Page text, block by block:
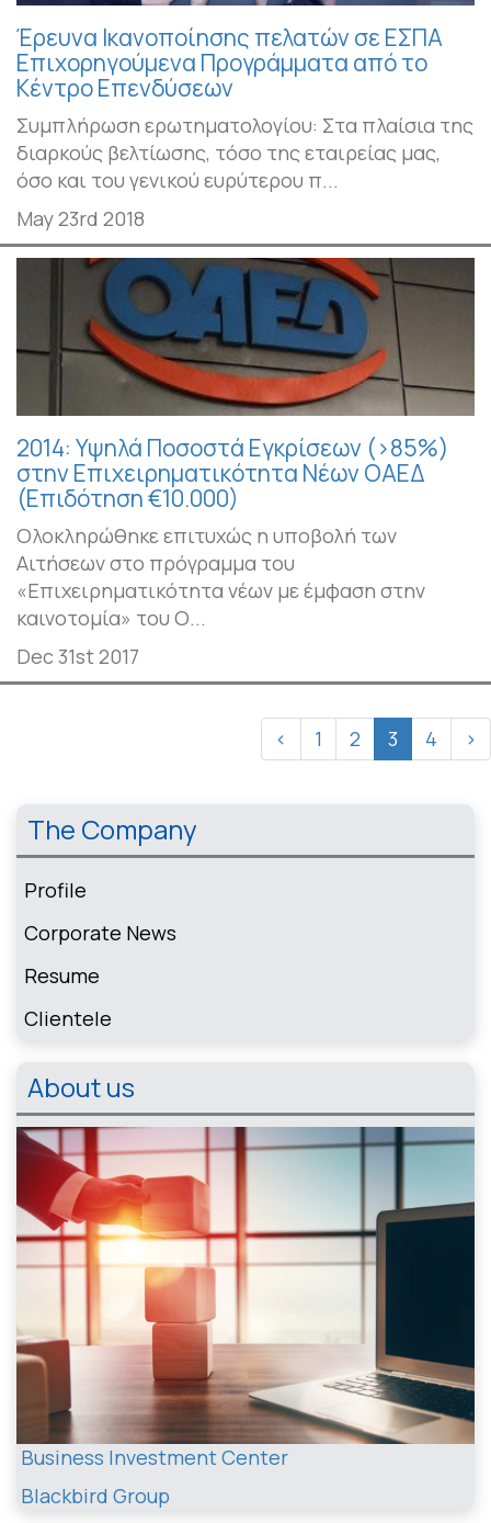
Έρευνα Ικανοποίησης πελατών σε ΕΣΠΑ
Επιχορηγούμενα Προγράμματα από το
Κέντρο Επενδύσεων
Συμπλήρωση ερωτηματολογίου: Στα πλαίσια της
διαρκούς βελτίωσης, τόσο της εταιρείας μας,
όσο και του γενικού ευρύτερου π...
May 23rd 2018
2014: Υψηλά Ποσοστά Εγκρίσεων (>85%)
στην Επιχειρηματικότητα Νέων ΟΑΕΔ
(Επιδότηση €10.000)
Ολοκληρώθηκε επιτυχώς η υποβολή των
Αιτήσεων στο πρόγραμμα του
«Επιχειρηματικότητα νέων με έμφαση στην
καινοτομία» του Ο...
Dec 31st 2017
‹ 1 2 3 4 ›
The Company
Profile
Corporate News
Resume
Clientele
About us
Business Investment Center
Blackbird Group